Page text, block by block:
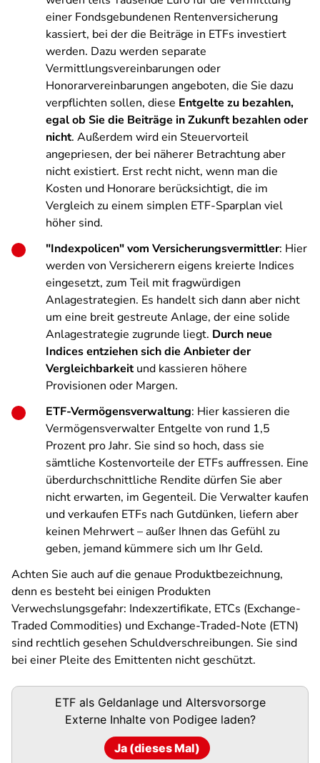
einer Fondsgebundenen Rentenversicherung
kassiert, bei der die Beiträge in ETFs investiert
werden. Dazu werden separate
Vermittlungsvereinbarungen oder
Honorarvereinbarungen angeboten, die Sie dazu
verpflichten sollen, diese Entgelte zu bezahlen,
egal ob Sie die Beiträge in Zukunft bezahlen oder
nicht. Außerdem wird ein Steuervorteil
angepriesen, der bei näherer Betrachtung aber
nicht existiert. Erst recht nicht, wenn man die
Kosten und Honorare berücksichtigt, die im
Vergleich zu einem simplen ETF-Sparplan viel
höher sind.
"Indexpolicen" vom Versicherungsvermittler: Hier
werden von Versicherern eigens kreierte Indices
eingesetzt, zum Teil mit fragwürdigen
Anlagestrategien. Es handelt sich dann aber nicht
um eine breit gestreute Anlage, der eine solide
Anlagestrategie zugrunde liegt. Durch neue
Indices entziehen sich die Anbieter der
Vergleichbarkeitund kassieren höhere
Provisionen oder Margen.
ETF-Vermögensverwaltung: Hier kassieren die
Vermögensverwalter Entgelte von rund 1,5
Prozent pro Jahr. Sie sind so hoch, dass sie
sämtliche Kostenvorteile der ETFs auffressen. Eine
überdurchschnittliche Rendite dürfen Sie aber
nicht erwarten, im Gegenteil. Die Verwalter kaufen
und verkaufen ETFs nach Gutdünken, liefern aber
keinen Mehrwert – außer Ihnen das Gefühl zu
geben, jemand kümmere sich um Ihr Geld.
Achten Sie auch auf die genaue Produktbezeichnung,
denn es besteht bei einigen Produkten
Verwechslungsgefahr: Indexzertifikate, ETCs (Exchange-
Traded Commodities) und Exchange-Traded-Note (ETN)
sind rechtlich gesehen Schuldverschreibungen. Sie sind
bei einer Pleite des Emittenten nicht geschützt.
Podigee-ETF als Geldanlage und Altersvorsorge
Externe Inhalte von Podigeeladen?
Ja (dieses Mal)